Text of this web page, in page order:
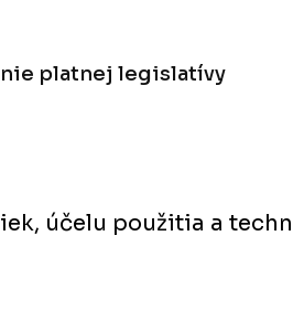
platnej legislatívy
účelu použitia a